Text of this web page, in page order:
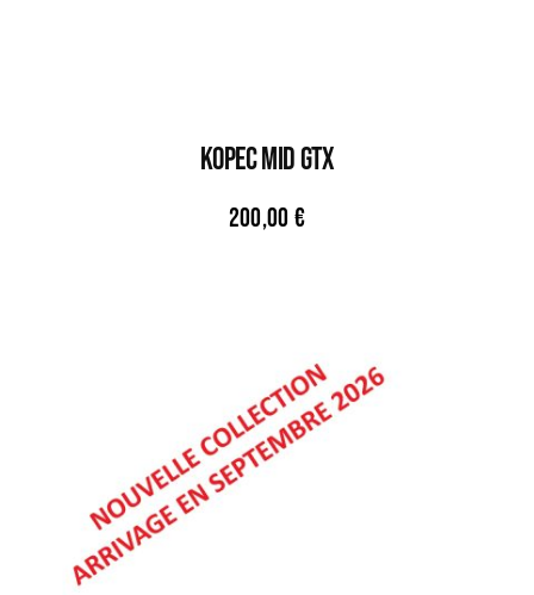
KOPEC MID GTX
200,00 €